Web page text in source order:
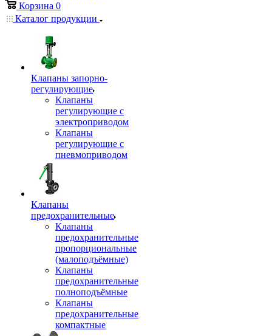
Корзина 0
Каталог продукции
Клапаны запорно-
регулирующие
Клапаны
регулирующие с
электроприводом
Клапаны
регулирующие с
пневмоприводом
Клапаны
предохранительные
Клапаны
предохранительные
пропорциональные
(малоподъёмные)
Клапаны
предохранительные
полноподъёмные
Клапаны
предохранительные
компактные